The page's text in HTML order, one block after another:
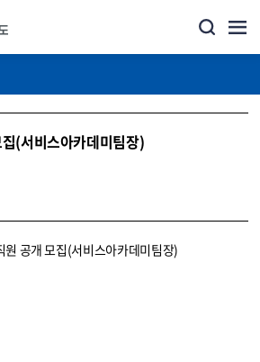
(서비스아카데미팀장)
원 공개 모집(서비스아카데미팀장)